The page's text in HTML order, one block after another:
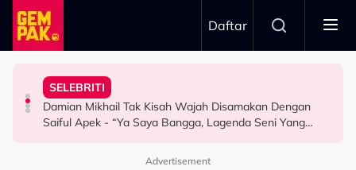
Skip to main content
Daftar
SELEBRITI
Baru Catat Jualan RM2 Juta, Kawan Baik Dedah Khairul
Aming Dah Mula Projek Baharu - "Tolong Suruh Dia
SELEBRITI
Damian Mikhail Tak Kisah Wajah Disamakan Dengan
Saiful Apek - “Ya Saya Bangga, Lagenda Seni Yang
SELEBRITI
Menangis Atas Pentas Terkenang Arwah Ibu, Kakak
Dedah Sikap Yad-Z - “Budak Yang Tak Pernah Nangis
FOODIES LIFE
#FoodiesLife: Teh Tarik, Onde Onde & Bandung Laici
Jadi Inspirasi, Produk Lokal Bakal Masuk 20,000 Kedai
Advertisement